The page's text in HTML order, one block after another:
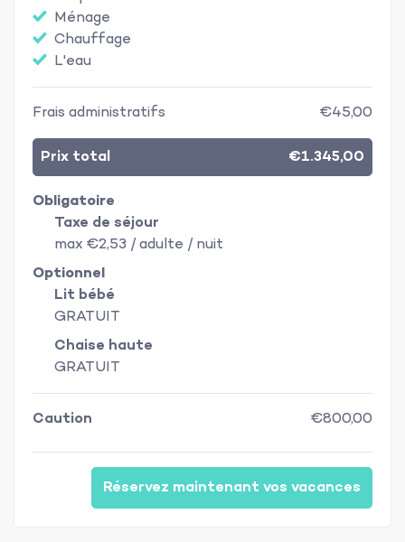
Ménage
Chauffage
L'eau
Frais administratifs €45,00
Prix total €1.345,00
Obligatoire
Taxe de séjour
max €2,53 / adulte / nuit
Optionnel
Lit bébé
GRATUIT
Chaise haute
GRATUIT
Caution €800,00
Réservez maintenant vos vacances